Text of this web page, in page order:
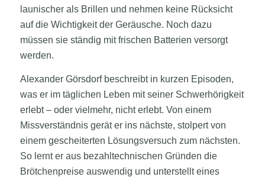
launischer als Brillen und nehmen keine Rücksicht
auf die Wichtigkeit der Geräusche. Noch dazu
müssen sie ständig mit frischen Batterien versorgt
werden.
Alexander Görsdorf beschreibt in kurzen Episoden,
was er im täglichen Leben mit seiner Schwerhörigkeit
erlebt – oder vielmehr, nicht erlebt. Von einem
Missverständnis gerät er ins nächste, stolpert von
einem gescheiterten Lösungsversuch zum nächsten.
So lernt er aus bezahltechnischen Gründen die
Brötchenpreise auswendig und unterstellt eines